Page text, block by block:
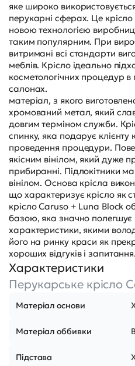
яке широко
перукарні сферах. Це
новою технологією
таким популярним. При
витримані всі стандарти
меблів. Крісло ідеально
косметологічних процедур
салонах.
матеріал, з якого
хромований метал, який
довгим терміном служби.
спинку, яка подарує клієнту
проведення процедури.
якісним вінілом, який дуже
прибиранні. Підлокітники
вінілом. Основа крісла
що характеризує крісло як
крісло Caruso + Luna Block
базою, яка значно полегшує
характеристики, якими
його на ринку краси як
хороших відгуків і запитання.
Характеристики
Перукарське крісло
Матеріал основи
Матеріал оббивки
Підстава